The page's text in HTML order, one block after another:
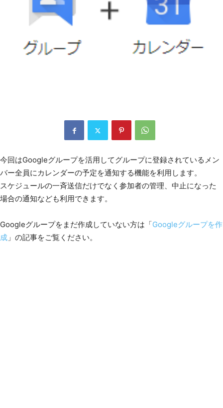
今回はGoogleグループを活用してグループに登録されているメン
バー全員にカレンダーの予定を通知する機能を利用します。
スケジュールの一斉送信だけでなく参加者の管理、中止になった
場合の通知なども利用できます。
Googleグループをまだ作成していない方は「Googleグループを作
成 」の記事をご覧ください。